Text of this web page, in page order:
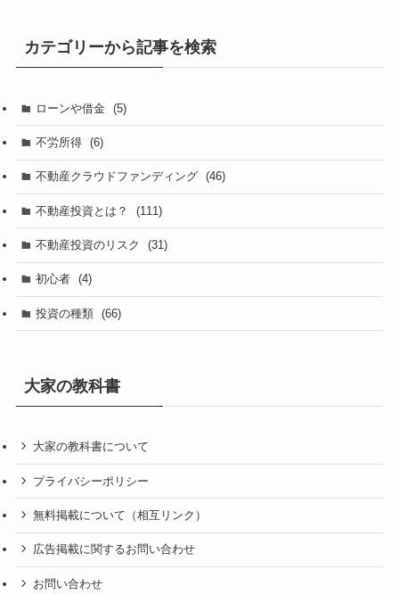
カテゴリーから記事を検索
ローンや借金 (5)
不労所得 (6)
不動産クラウドファンディング (46)
不動産投資とは？ (111)
不動産投資のリスク (31)
初心者 (4)
投資の種類 (66)
大家の教科書
大家の教科書について
プライバシーポリシー
無料掲載について（相互リンク）
広告掲載に関するお問い合わせ
お問い合わせ